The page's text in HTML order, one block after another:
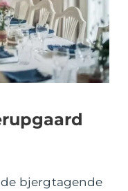
bjergtagende